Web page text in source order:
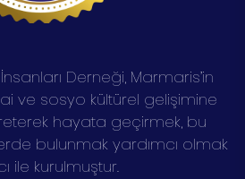
Derneği, Marmaris’in
ve sosyo kültürel gelişimine
hayata geçirmek, bu
bulunmak yardımcı olmak
ile kurulmuştur.